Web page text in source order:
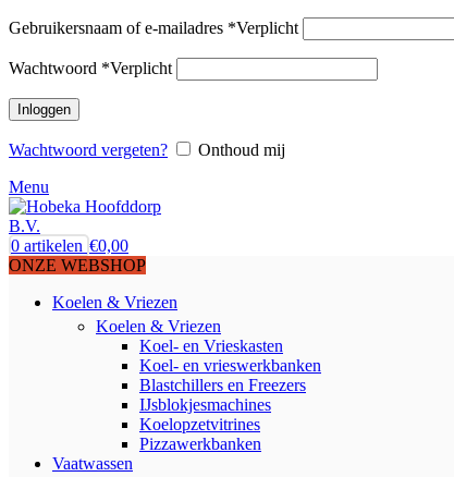
Gebruikersnaam of e-mailadres *Verplicht
Wachtwoord *Verplicht
Inloggen
Wachtwoord vergeten?
Onthoud mij
Menu
0 artikelen €0,00
ONZE WEBSHOP
Koelen & Vriezen
Koelen & Vriezen
Koel- en Vrieskasten
Koel- en vrieswerkbanken
Blastchillers en Freezers
IJsblokjesmachines
Koelopzetvitrines
Pizzawerkbanken
Vaatwassen